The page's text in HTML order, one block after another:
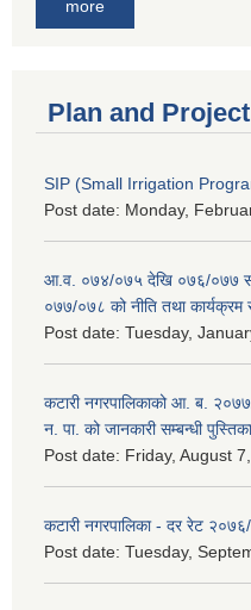
more
Plan and Project
SIP (Small Irrigation
Post date: Monday,
आ.व. ०७४/०७५ देखि ०७६/०७७
०७७/०७८ को नीति तथा कार्यक्रम
Post date: Tuesday,
कटारी नगरपालिकाको आ. ब.
न. पा. को जानकारी सम्बन्धी
Post date: Friday, August
कटारी नगरपालिका - दर रेट
Post date: Tuesday,